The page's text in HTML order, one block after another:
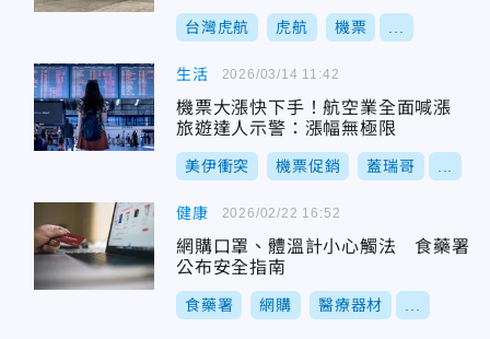
台灣虎航 虎航 機票
生活
機票大漲快下手！航空業全面喊漲
旅遊達人示警：漲幅無極限
美伊衝突 機票促銷 蓋瑞哥
2026/03/14 11:42
健康
網購口罩、體溫計小心觸法 食藥署
公布安全指南
食藥署 網購 醫療器材
2026/02/22 16:52